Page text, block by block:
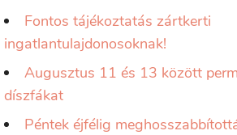
Fontos tájékoztatás zártkerti
ingatlantulajdonosoknak!
Augusztus 11 és 13 között
díszfákat
Péntek éjfélig